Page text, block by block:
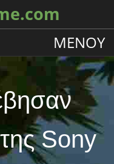
ΜΕΝΟΎ
Sony